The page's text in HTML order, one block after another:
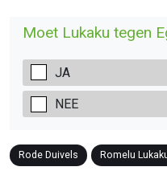
Moet Lukaku tegen
JA
NEE
Rode Duivels Romelu